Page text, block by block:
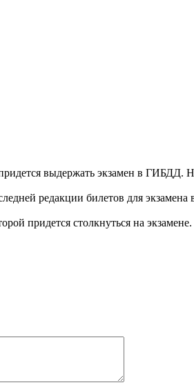
выдержать экзамен в ГИБДД.
редакции билетов для
придется столкнуться на